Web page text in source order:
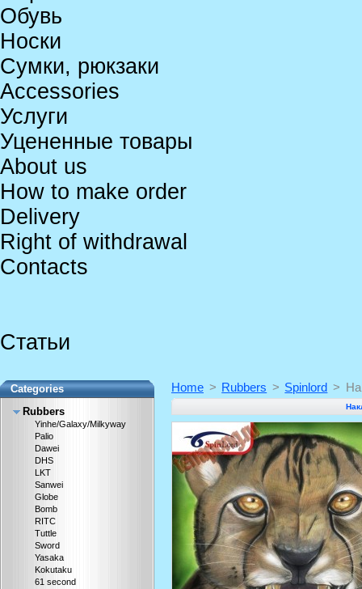
Обувь
Носки
Сумки, рюкзаки
Accessories
Услуги
Уцененные товары
About us
How to make order
Delivery
Right of withdrawal
Contacts
Статьи
Categories
Rubbers
Yinhe/Galaxy/Milkyway
Palio
Dawei
DHS
LKT
Sanwei
Globe
Bomb
RITC
Tuttle
Sword
Yasaka
Kokutaku
61 second
Home > Rubbers > Spinlord >